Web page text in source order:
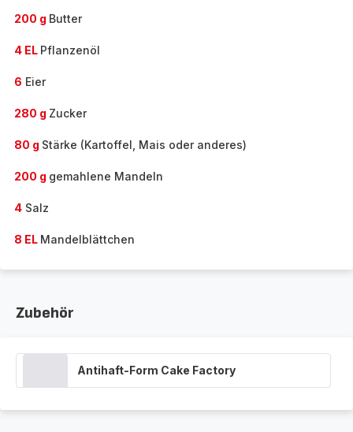
200 g Butter
4 EL Pflanzenöl
6 Eier
280 g Zucker
80 g Stärke (Kartoffel, Mais oder anderes)
200 g gemahlene Mandeln
4 Salz
8 EL Mandelblättchen
Zubehör
Antihaft-Form Cake Factory